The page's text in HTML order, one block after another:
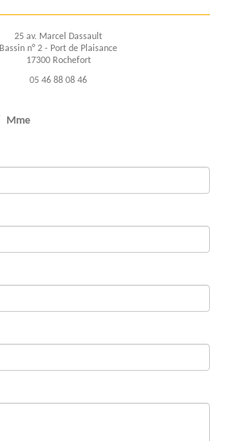
25 av. Marcel Dassault
Bassin n° 2 - Port de Plaisance
17300 Rochefort
05 46 88 08 46
Mme